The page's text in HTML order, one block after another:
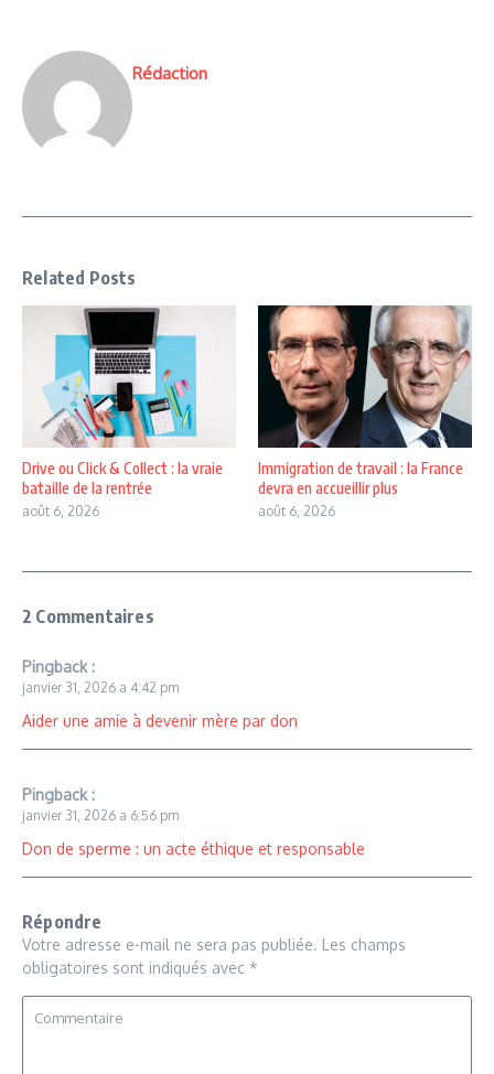
Rédaction
Related Posts
Drive ou Click & Collect : la vraie
bataille de la rentrée
août 6, 2026
Immigration de travail : la France
devra en accueillir plus
août 6, 2026
2 Commentaires
Pingback :
janvier 31, 2026 a 4:42 pm
Aider une amie à devenir mère par don
Pingback :
janvier 31, 2026 a 6:56 pm
Don de sperme : un acte éthique et responsable
Répondre
Votre adresse e-mail ne sera pas publiée. Les champs
obligatoires sont indiqués avec *